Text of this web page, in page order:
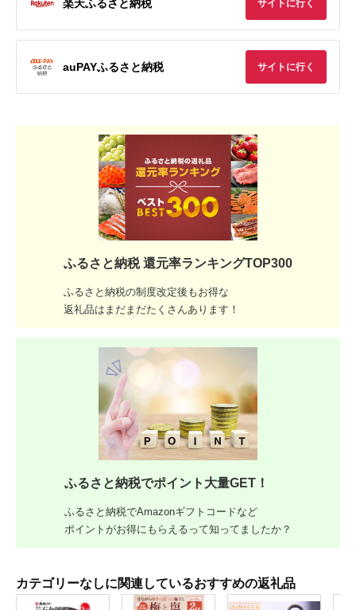
楽天ふるさと納税 サイトに行く
auPAYふるさと納税 サイトに行く
ふるさと納税 還元率ランキングTOP300
ふるさと納税の制度改定後もお得な
返礼品はまだまだたくさんあります！
ふるさと納税でポイント大量GET！
ふるさと納税でAmazonギフトコードなど
ポイントがお得にもらえるって知ってましたか？
カテゴリーなしに関連しているおすすめの返礼品